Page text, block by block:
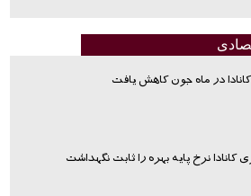
در ماه جون کاهش یافت
کانادا نرخ پایه بهره را ثابت نگهداشت